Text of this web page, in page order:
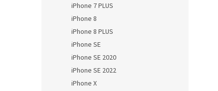
iPhone 7 PLUS
iPhone 8
iPhone 8 PLUS
iPhone SE
iPhone SE 2020
iPhone SE 2022
iPhone X